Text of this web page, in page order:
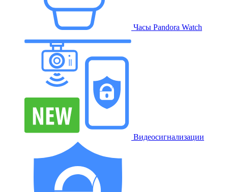
Часы Pandora Watch
Видеосигнализации